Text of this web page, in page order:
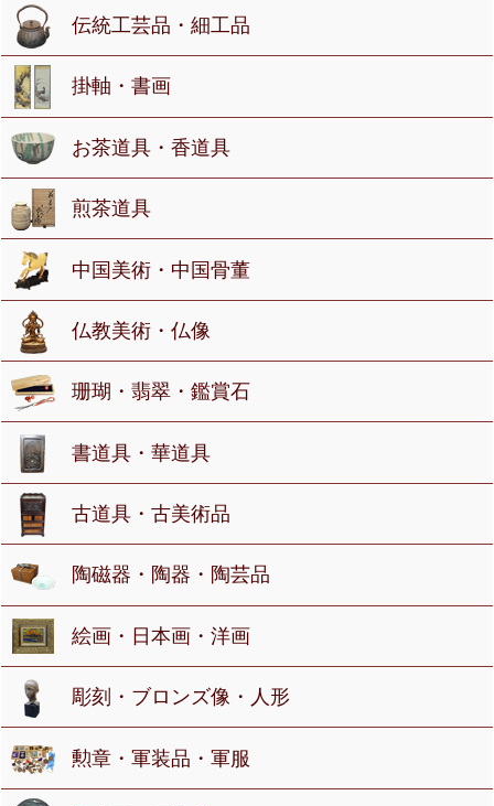
伝統工芸品・細工品
掛軸・書画
お茶道具・香道具
煎茶道具
中国美術・中国骨董
仏教美術・仏像
珊瑚・翡翠・鑑賞石
書道具・華道具
古道具・古美術品
陶磁器・陶器・陶芸品
絵画・日本画・洋画
彫刻・ブロンズ像・人形
勲章・軍装品・軍服